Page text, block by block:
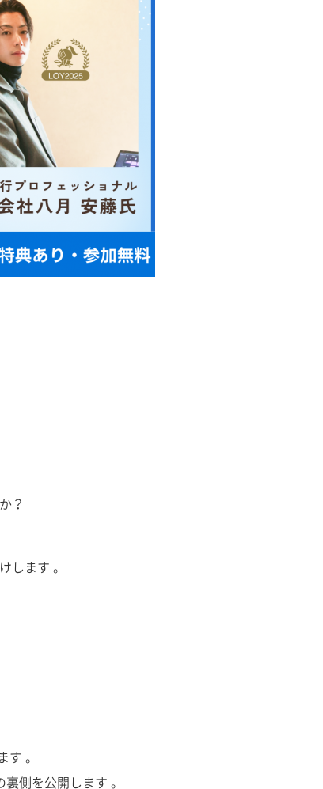
？
します 。
す 。
側を公開します 。